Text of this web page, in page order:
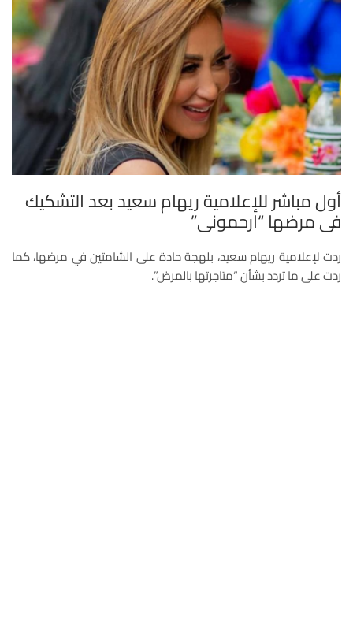
أول مباشر للإعلامية ريهام سعيد بعد التشكيك
في مرضها “ارحموني”
ردت لإعلامية ريهام سعيد، بلهجة حادة على الشامتين في مرضها، كما
ردت على ما تردد بشأن “متاجرتها بالمرض”.